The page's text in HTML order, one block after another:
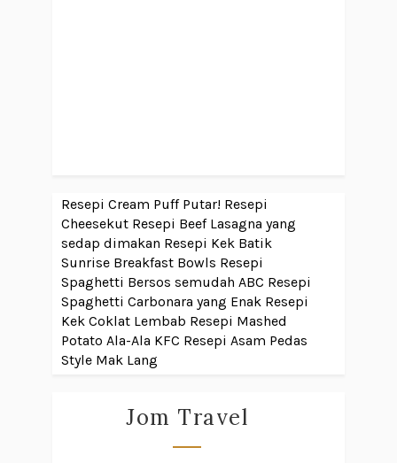
Resepi Cream Puff Putar! Resepi
Cheesekut Resepi Beef Lasagna yang
sedap dimakan Resepi Kek Batik
Sunrise Breakfast Bowls Resepi
Spaghetti Bersos semudah ABC Resepi
Spaghetti Carbonara yang Enak Resepi
Kek Coklat Lembab Resepi Mashed
Potato Ala-Ala KFC Resepi Asam Pedas
Style Mak Lang
Jom Travel